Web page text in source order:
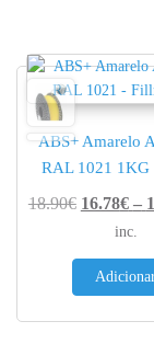
ABS+ Amarelo
RAL 1021 1KG
18.90€ 16.78€ –
inc.